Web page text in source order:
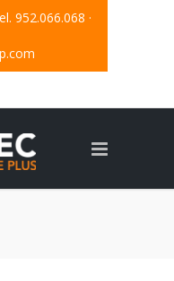
952.066.068 ·